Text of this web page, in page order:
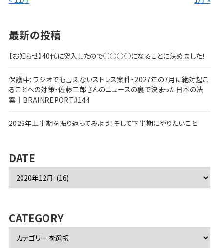
最新の投稿
【お知らせ】40代に突入したので○○○○になることに決めました！
保護中: ラジオでも言えないストレス案件・2027年の7月に絶対起こ
ることへの対策・佐藤二郎さんのニュースの裏で決まった日本の法
案｜BRAINREPORT#144
2026年上半期を振り返ってみよう！そして下半期にやりたいこと
DATE
ブ
CATEGORY